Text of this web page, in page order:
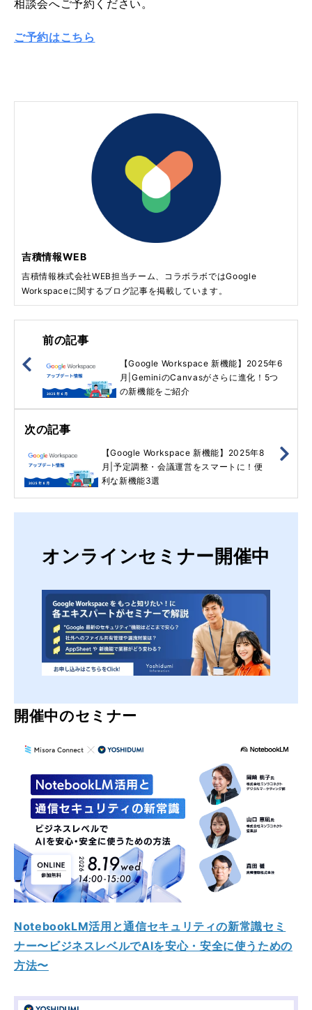
相談会へご予約ください。
ご予約はこちら
吉積情報WEB
吉積情報株式会社WEB担当チーム、コラボラボではGoogle
Workspaceに関するブログ記事を掲載しています。
前の記事
【Google Workspace 新機能】2025年6
月|GeminiのCanvasがさらに進化！5つ
の新機能をご紹介
次の記事
【Google Workspace 新機能】2025年8
月|予定調整・会議運営をスマートに！便
利な新機能3選
オンラインセミナー開催中
開催中のセミナー
NotebookLM活用と通信セキュリティの新常識セミ
ナー〜ビジネスレベルでAIを安心・安全に使うための
方法〜